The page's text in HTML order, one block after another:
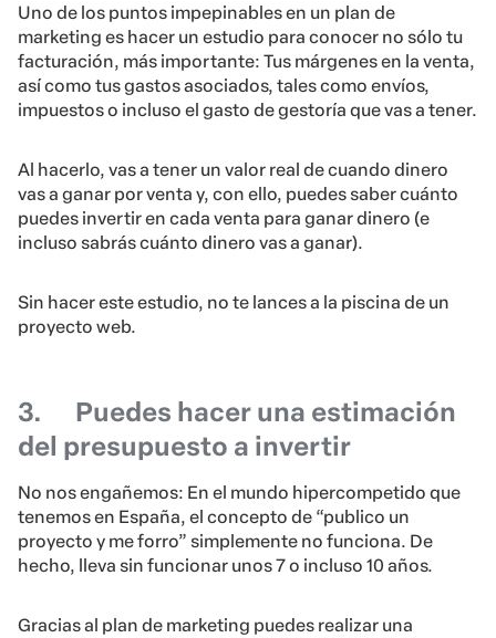
Uno de los puntos impepinables en un plan de
marketing es hacer un estudio para conocer no sólo tu
facturación, más importante: Tus márgenes en la venta,
así como tus gastos asociados, tales como envíos,
impuestos o incluso el gasto de gestoría que vas a tener.
Al hacerlo, vas a tener un valor real de cuando dinero
vas a ganar por venta y, con ello, puedes saber cuánto
puedes invertir en cada venta para ganar dinero (e
incluso sabrás cuánto dinero vas a ganar).
Sin hacer este estudio, no te lances a la piscina de un
proyecto web.
3.
Puedes hacer una estimación
del presupuesto a invertir
No nos engañemos: En el mundo hipercompetido que
tenemos en España, el concepto de “publico un
proyecto y me forro” simplemente no funciona. De
hecho, lleva sin funcionar unos 7 o incluso 10 años.
Gracias al plan de marketing puedes realizar una